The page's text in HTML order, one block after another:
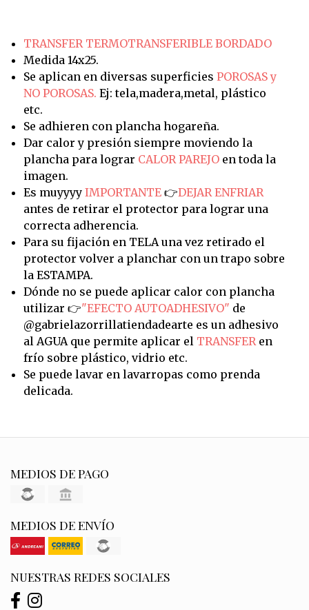
TRANSFER TERMOTRANSFERIBLE BORDADO
Medida 14x25.
Se aplican en diversas superficies POROSAS y
NO POROSAS. Ej: tela,madera,metal, plástico
etc.
Se adhieren con plancha hogareña.
Dar calor y presión siempre moviendo la
plancha para lograr CALOR PAREJOen toda la
imagen.
Es muyyyy IMPORTANTE👉DEJAR ENFRIAR
antes de retirar el protector para lograr una
correcta adherencia.
Para su fijación en TELA una vez retirado el
protector volver a planchar con un trapo sobre
la ESTAMPA.
Dónde no se puede aplicar calor con plancha
utilizar 👉"EFECTO AUTOADHESIVO" de
@gabrielazorrillatiendadearte es un adhesivo
al AGUA que permite aplicar el TRANSFERen
frío sobre plástico, vidrio etc.
Se puede lavar en lavarropas como prenda
delicada.
MEDIOS DE PAGO
MEDIOS DE ENVÍO
NUESTRAS REDES SOCIALES